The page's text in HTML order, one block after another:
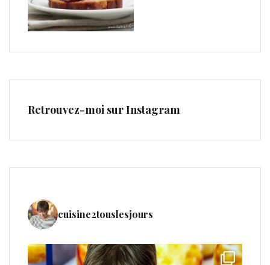
Retrouvez-moi sur Instagram
cuisine2touslesjours